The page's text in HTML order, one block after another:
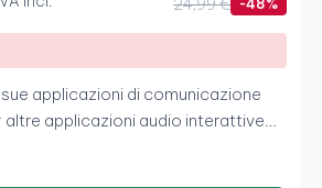
24,99 € -48%
applicazioni di comunicazione
altre applicazioni audio interattive
esclusiva di filtraggio e